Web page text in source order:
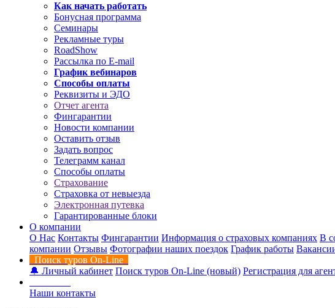
Как начать работать
Бонусная программа
Семинары
Рекламные туры
RoadShow
Рассылка по E-mail
График вебинаров
Способы оплаты
Реквизиты и ЭДО
Отчет агента
Фингарантии
Новости компании
Оставить отзыв
Задать вопрос
Телеграмм канал
Способы оплаты
Страхование
Страховка от невыезда
Электронная путевка
Гарантированные блоки
О компании
О Нас Контакты Фингарантии Информация о страховых компаниях В
компании Отзывы Фотографии наших поездок График работы
Поиск туров On-Line
🔔 Личный кабинет Поиск туров On-Line (новый) Регистрация для
Наши контакты